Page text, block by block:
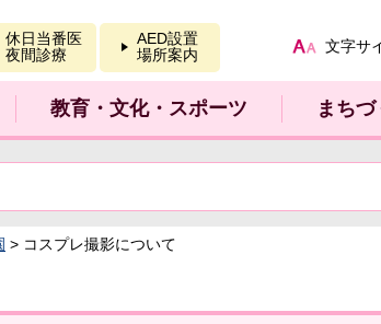
休日当番医
夜間診療
AED設置
場所案内
文字サ
教育・文化・スポーツ まち
> コスプレ撮影について